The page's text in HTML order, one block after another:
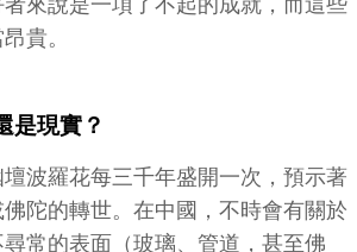
來說是一項了不起的成就，而這些
貴。
是現實？
波羅花每三千年盛開一次，預示著
陀的轉世。在中國，不時會有關於
常的表面（玻璃、管道，甚至佛